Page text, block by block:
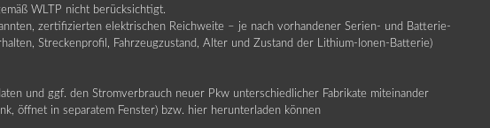
WLTP nicht berücksichtigt.
zertifizierten elektrischen Reichweite – je nach vorhandener Serien- und Batterie-
Streckenprofil, Fahrzeugzustand, Alter und Zustand der Lithium-Ionen-Batterie)
und ggf. den Stromverbrauch neuer Pkw unterschiedlicher Fabrikate miteinander
öffnet in separatem Fenster) bzw. hier herunterladen können